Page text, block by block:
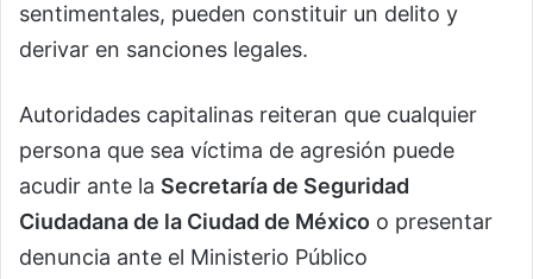
sentimentales, pueden constituir un delito y
derivar en sanciones legales.
Autoridades capitalinas reiteran que cualquier
persona que sea víctima de agresión puede
acudir ante la Secretaría de Seguridad
Ciudadana de la Ciudad de México o presentar
denuncia ante el Ministerio Público